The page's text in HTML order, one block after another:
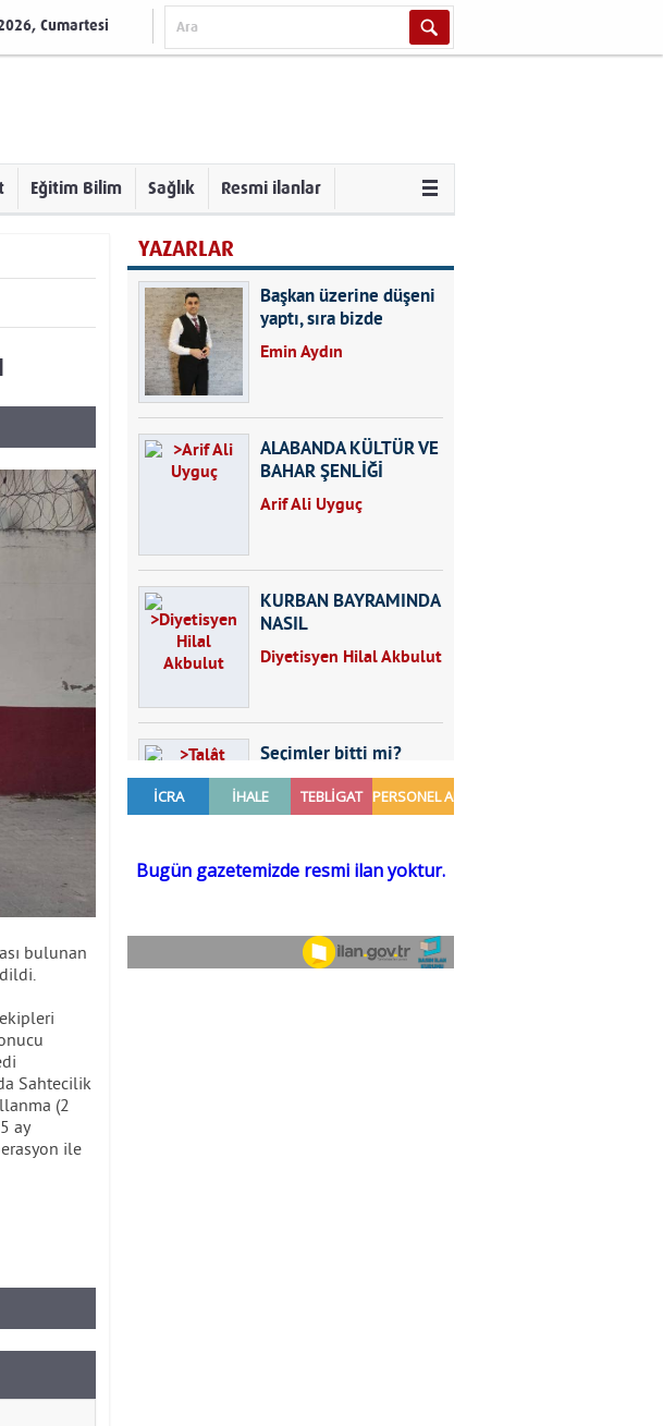
Cumartesi
Eğitim Bilim Sağlık Resmi ilanlar
bulunan
Sahtecilik
(2
ay
ile
YAZARLAR
Başkan üzerine düşeni
yaptı, sıra bizde
Emin Aydın
ALABANDA KÜLTÜR VE
BAHAR ŞENLİĞİ
Arif Ali Uyguç
KURBAN BAYRAMINDA
NASIL
BESLENMELİYİZ?
Diyetisyen Hilal Akbulut
Seçimler bitti mi?
Talât Yörük
Sezgin MADRAN